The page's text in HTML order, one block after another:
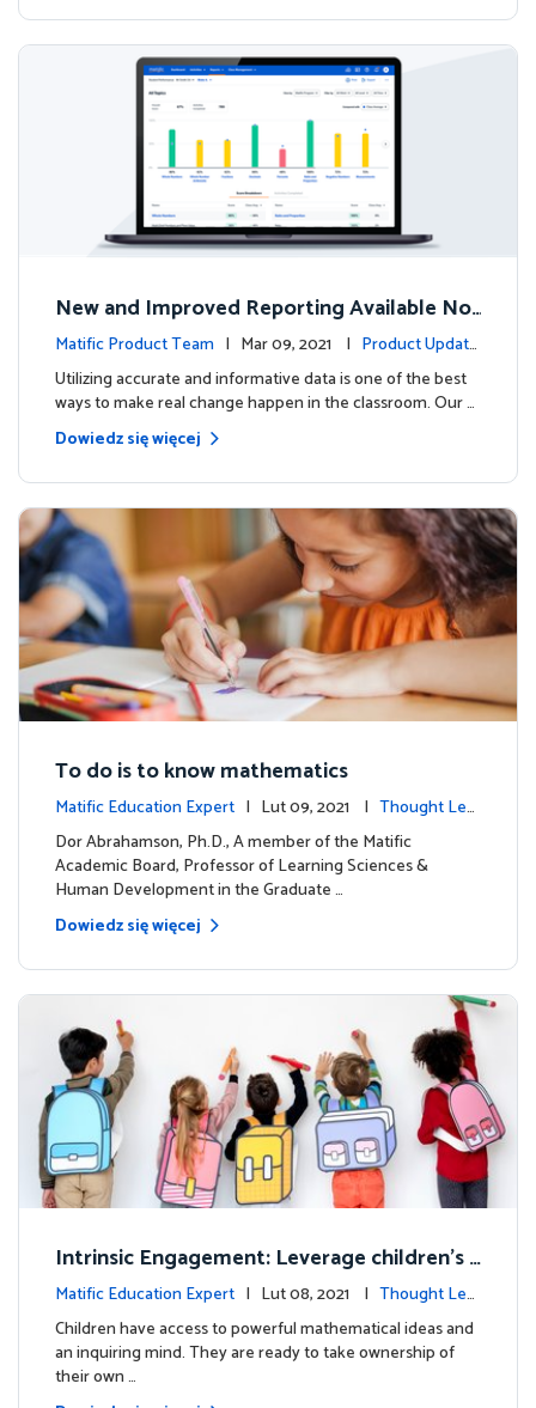
New and Improved Reporting Available No
w!
Matific Product Team | Mar 09, 2021 | Product Update
sUtilizing accurate and informative data is one of the best
ways to make real change happen in the classroom. Our …
Dowiedz się więcej
To do is to know mathematics
Matific Education Expert | Lut 09, 2021 | Thought Lea
dership
Dor Abrahamson, Ph.D., A member of the Matific
Academic Board, Professor of Learning Sciences &
Human Development in the Graduate …
Dowiedz się więcej
Intrinsic Engagement: Leverage children's
mathematical potential and inquiring mind
Matific Education Expert | Lut 08, 2021 | Thought Lea
dership
Children have access to powerful mathematical ideas and
an inquiring mind. They are ready to take ownership of
their own …